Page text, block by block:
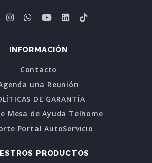
INFORMACIÓN
Contacto
una Reunión
DE GARANTÍA
Mesa de Ayuda Telhome
Portal AutoServicio
PRODUCTOS